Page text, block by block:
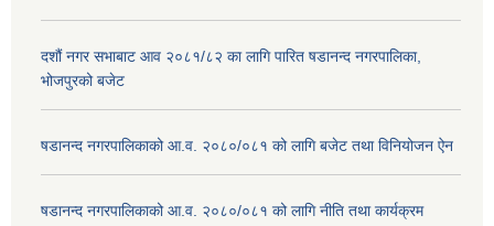
दशौं नगर सभाबाट आव २०८१/८२ का लागि पारित षडानन्द नगरपालिका,
भोजपुरको बजेट
षडानन्द नगरपालिकाको आ.व. २०८०/०८१ को लागि बजेट तथा विनियोजन ऐन
षडानन्द नगरपालिकाको आ.व. २०८०/०८१ को लागि नीति तथा कार्यक्रम